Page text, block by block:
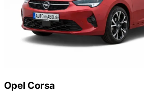
Opel Corsa